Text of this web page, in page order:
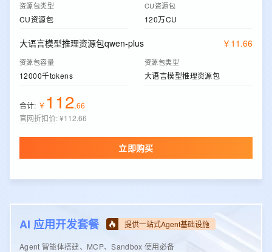
资源包类型
CU资源包
CU资源包
120万CU
大语言模型推理资源包qwen-plus ￥ 11 .66
资源包容量
12000千tokens
资源包类型
大语言模型推理资源包
合计: ￥ 112.66
官网折扣价:¥112.66
立即购买
AI 应用开发套餐 提供一站式Agent基础设施
Agent 智能体搭建、MCP、Sandbox 使用必备